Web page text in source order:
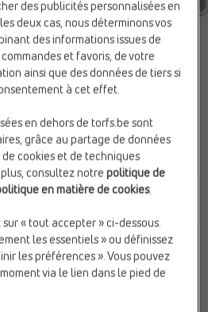
des publicités personnalisées en
deux cas, nous déterminons vos
des informations issues de
et favoris, de votre
ainsi que des données de tiers si
à cet effet.
en dehors de torfs.be sont
grâce au partage de données
cookies et de techniques
plus, consultez notrepolitique de
en matière de cookies.
« tout accepter » ci-dessous.
les essentiels » ou définissez
les préférences ». Vous pouvez
via le lien dans le pied de